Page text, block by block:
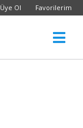
Üye Ol Favorilerim